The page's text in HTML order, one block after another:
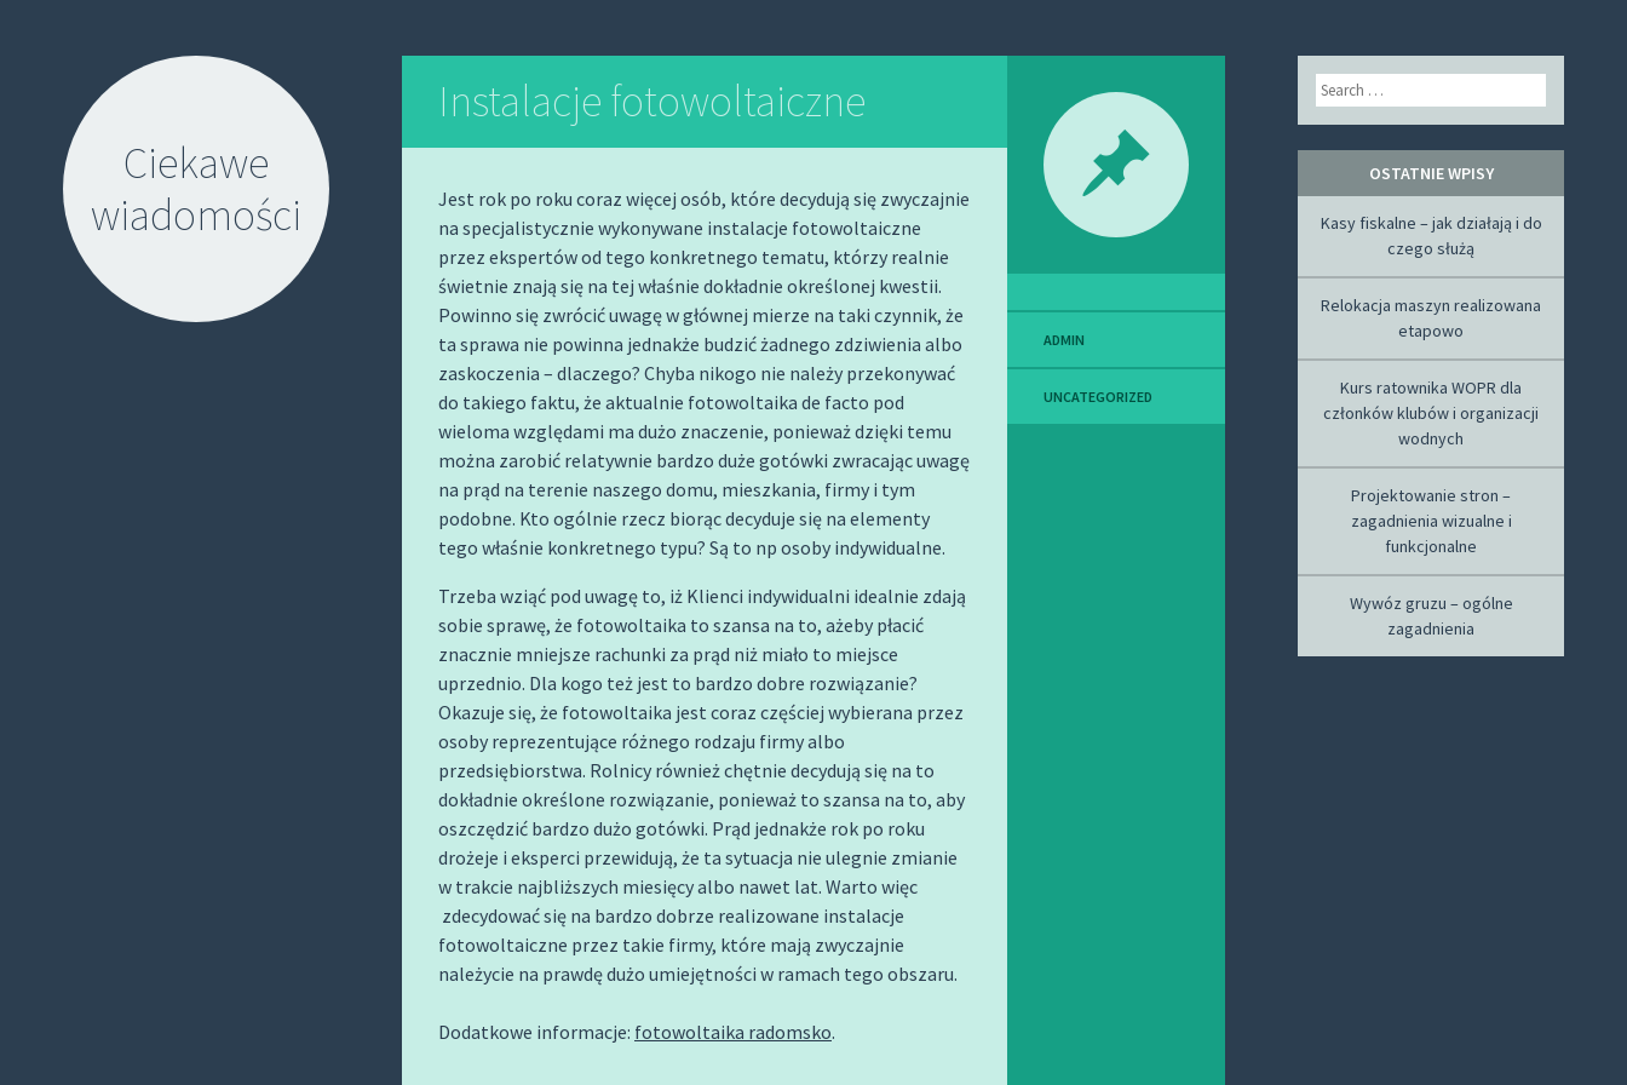
Ciekawe
wiadomości
Instalacje fotowoltaiczne
Jest rok po roku coraz więcej osób, które decydują się zwyczajnie
na specjalistycznie wykonywane instalacje fotowoltaiczne
przez ekspertów od tego konkretnego tematu, którzy realnie
świetnie znają się na tej właśnie dokładnie określonej kwestii.
Powinno się zwrócić uwagę w głównej mierze na taki czynnik, że
ta sprawa nie powinna jednakże budzić żadnego zdziwienia albo
zaskoczenia – dlaczego? Chyba nikogo nie należy przekonywać
do takiego faktu, że aktualnie fotowoltaika de facto pod
wieloma względami ma dużo znaczenie, ponieważ dzięki temu
można zarobić relatywnie bardzo duże gotówki zwracając uwagę
na prąd na terenie naszego domu, mieszkania, firmy i tym
podobne. Kto ogólnie rzecz biorąc decyduje się na elementy
tego właśnie konkretnego typu? Są to np osoby indywidualne.
Trzeba wziąć pod uwagę to, iż Klienci indywidualni idealnie zdają
sobie sprawę, że fotowoltaika to szansa na to, ażeby płacić
znacznie mniejsze rachunki za prąd niż miało to miejsce
uprzednio. Dla kogo też jest to bardzo dobre rozwiązanie?
Okazuje się, że fotowoltaika jest coraz częściej wybierana przez
osoby reprezentujące różnego rodzaju firmy albo
przedsiębiorstwa. Rolnicy również chętnie decydują się na to
dokładnie określone rozwiązanie, ponieważ to szansa na to, aby
oszczędzić bardzo dużo gotówki. Prąd jednakże rok po roku
drożeje i eksperci przewidują, że ta sytuacja nie ulegnie zmianie
w trakcie najbliższych miesięcy albo nawet lat. Warto więc
zdecydować się na bardzo dobrze realizowane instalacje
fotowoltaiczne przez takie firmy, które mają zwyczajnie
należycie na prawdę dużo umiejętności w ramach tego obszaru.
Dodatkowe informacje: fotowoltaika radomsko.
ADMIN
UNCATEGORIZED
Search
OSTATNIE WPISY
Kasy fiskalne – jak działają i do
czego służą
Relokacja maszyn realizowana
etapowo
Kurs ratownika WOPR dla
członków klubów i organizacji
wodnych
Projektowanie stron –
zagadnienia wizualne i
funkcjonalne
Wywóz gruzu – ogólne
zagadnienia